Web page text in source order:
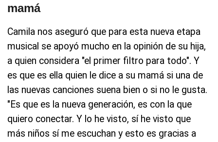
mamá
Camila nos aseguró que para esta nueva etapa
musical se apoyó mucho en la opinión de su hija,
a quien considera "el primer filtro para todo". Y
es que es ella quien le dice a su mamá si una de
las nuevas canciones suena bien o si no le gusta.
"Es que es la nueva generación, es con la que
quiero conectar. Y lo he visto, sí he visto que
más niños sí me escuchan y esto es gracias a